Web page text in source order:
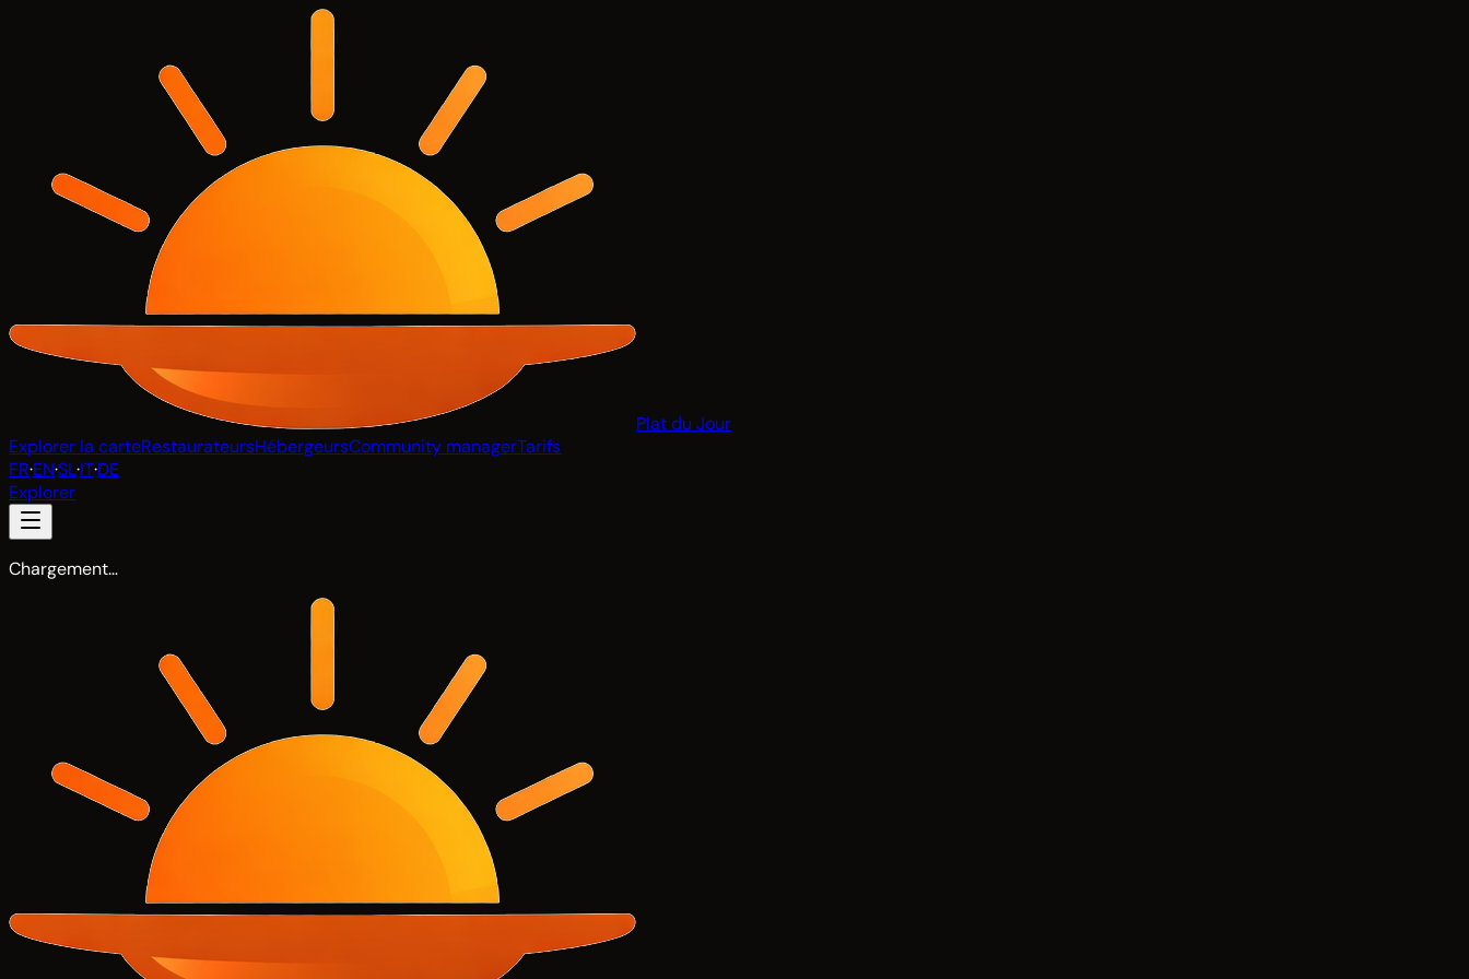
Plat du Jour
Explorer la carteRestaurateursHébergeursCommunity managerTarifs
FR·EN·SL·IT·DE
Explorer
Chargement…